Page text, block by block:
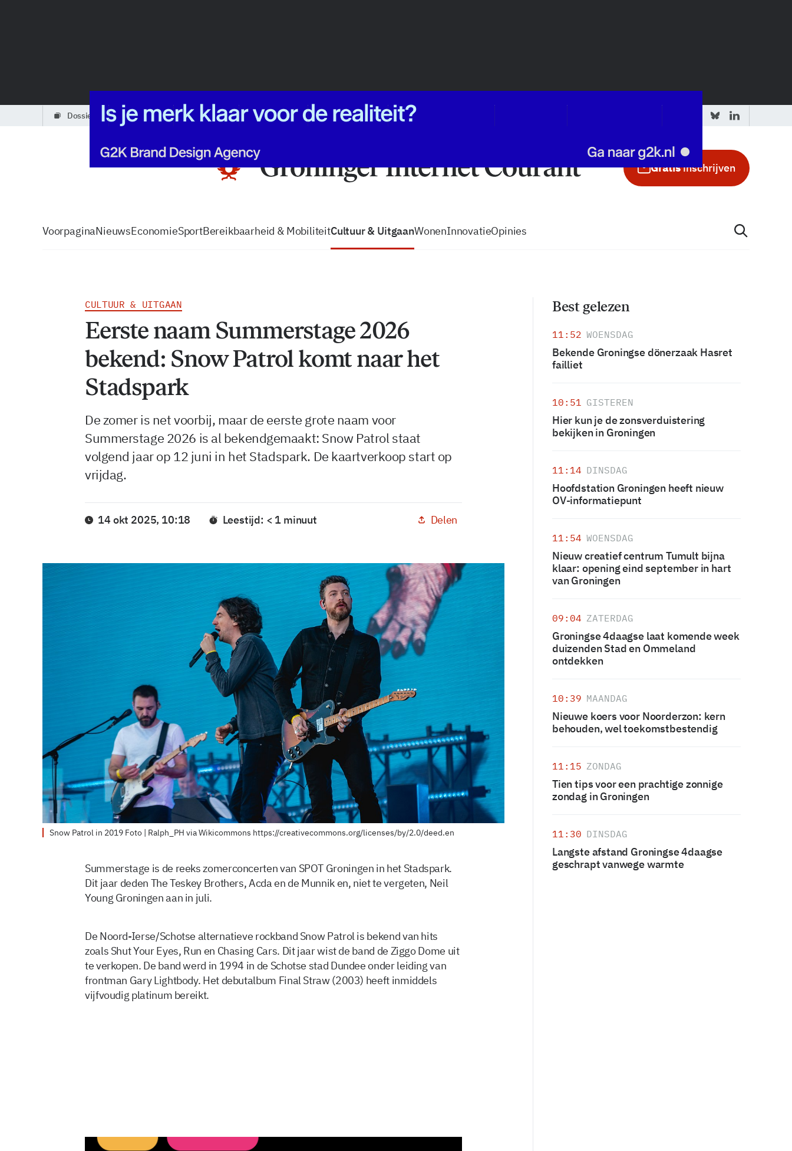
dossiers partners podcasts vacatures zo volg je de GIC
Gratisinschrijven
VoorpaginaNieuwsEconomieSportBereikbaarheid & MobiliteitCultuur & UitgaanWonenInnovatieOpinies
CULTUUR & UITGAAN
Eerste naam Summerstage 2026
bekend: Snow Patrol komt naar het
Stadspark
De zomer is net voorbij, maar de eerste grote naam voor
Summerstage 2026 is al bekendgemaakt: Snow Patrol staat
volgend jaar op 12 juni in het Stadspark. De kaartverkoop start op
vrijdag.
14 okt 2025, 10:18 Leestijd: < 1 minuut Delen
Snow Patrol in 2019 Foto | Ralph_PH via Wikicommons https://creativecommons.org/licenses/by/2.0/deed.en
Summerstage is de reeks zomerconcerten van SPOT Groningen in het Stadspark.
Dit jaar deden The Teskey Brothers, Acda en de Munnik en, niet te vergeten, Neil
Young Groningen aan in juli.
De Noord-Ierse/Schotse alternatieve rockband Snow Patrol is bekend van hits
zoals Shut Your Eyes, Run en Chasing Cars. Dit jaar wist de band de Ziggo Dome uit
te verkopen. De band werd in 1994 in de Schotse stad Dundee onder leiding van
frontman Gary Lightbody. Het debutalbum Final Straw (2003) heeft inmiddels
vijfvoudig platinum bereikt.
Best gelezen
11:52 WOENSDAG
Bekende Groningse dönerzaak Hasret
failliet
10:51 GISTEREN
Hier kun je de zonsverduistering
bekijken in Groningen
11:14 DINSDAG
Hoofdstation Groningen heeft nieuw
OV-informatiepunt
11:54 WOENSDAG
Nieuw creatief centrum Tumult bijna
klaar: opening eind september in hart
van Groningen
09:04 ZATERDAG
Groningse 4daagse laat komende week
duizenden Stad en Ommeland
ontdekken
10:39 MAANDAG
Nieuwe koers voor Noorderzon: kern
behouden, wel toekomstbestendig
11:15 ZONDAG
Tien tips voor een prachtige zonnige
zondag in Groningen
11:30 DINSDAG
Langste afstand Groningse 4daagse
geschrapt vanwege warmte